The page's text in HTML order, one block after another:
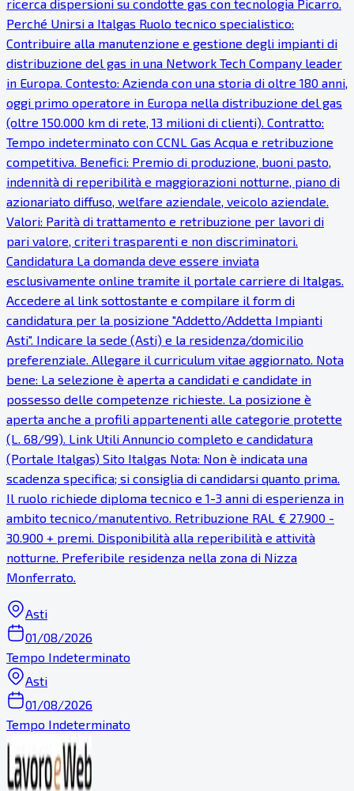
ricerca dispersioni su condotte gas con tecnologia Picarro.
Perché Unirsi a Italgas Ruolo tecnico specialistico:
Contribuire alla manutenzione e gestione degli impianti di
distribuzione del gas in una Network Tech Company leader
in Europa. Contesto: Azienda con una storia di oltre 180 anni,
oggi primo operatore in Europa nella distribuzione del gas
(oltre 150.000 km di rete, 13 milioni di clienti). Contratto:
Tempo indeterminato con CCNL Gas Acqua e retribuzione
competitiva. Benefici: Premio di produzione, buoni pasto,
indennità di reperibilità e maggiorazioni notturne, piano di
azionariato diffuso, welfare aziendale, veicolo aziendale.
Valori: Parità di trattamento e retribuzione per lavori di
pari valore, criteri trasparenti e non discriminatori.
Candidatura La domanda deve essere inviata
esclusivamente online tramite il portale carriere di Italgas.
Accedere al link sottostante e compilare il form di
candidatura per la posizione "Addetto/Addetta Impianti
Asti". Indicare la sede (Asti) e la residenza/domicilio
preferenziale. Allegare il curriculum vitae aggiornato. Nota
bene: La selezione è aperta a candidati e candidate in
possesso delle competenze richieste. La posizione è
aperta anche a profili appartenenti alle categorie protette
(L. 68/99). Link Utili Annuncio completo e candidatura
(Portale Italgas) Sito Italgas Nota: Non è indicata una
scadenza specifica; si consiglia di candidarsi quanto prima.
Il ruolo richiede diploma tecnico e 1-3 anni di esperienza in
ambito tecnico/manutentivo. Retribuzione RAL € 27.900 -
30.900 + premi. Disponibilità alla reperibilità e attività
notturne. Preferibile residenza nella zona di Nizza
Monferrato.
Asti
01/08/2026
Tempo Indeterminato
Asti
01/08/2026
Tempo Indeterminato